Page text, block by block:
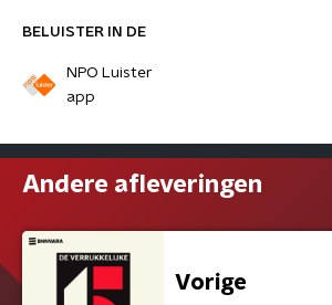
BELUISTER IN DE
NPO Luister
app
Andere afleveringen
Vorige